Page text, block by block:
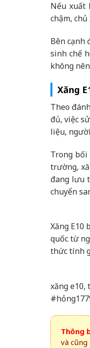
Nếu xuất
chậm,
Bên cạnh
sinh chế
không
Xăng
Theo
đủ, việc
liệu,
Trong
trường,
đang lưu
chuyển
Xăng E10
quốc từ
thức tính
xăng
Thông
và